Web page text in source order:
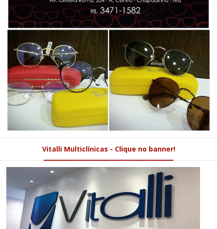
Vitalli Multiclínicas - Clique no banner!